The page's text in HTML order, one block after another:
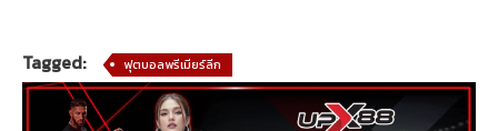
Tagged: ฟุตบอลพรีเมียร์ลีก